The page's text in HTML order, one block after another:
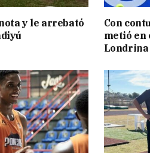
y le arrebató
Con
metió en
Londrina